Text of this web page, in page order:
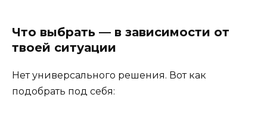
Что выбрать — в зависимости от
твоей ситуации
Нет универсального решения. Вот как
подобрать под себя: